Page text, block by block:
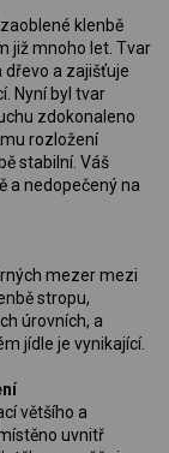
klenbě
již mnoho let. Tvar
dřevo a zajišťuje
Nyní byl tvar
zdokonaleno
rozložení
stabilní. Váš
a nedopečený na
mezer mezi
stropu,
úrovních, a
jídle je vynikající.
většího a
uvnitř